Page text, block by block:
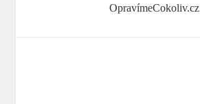
OpravímeCokoliv.cz